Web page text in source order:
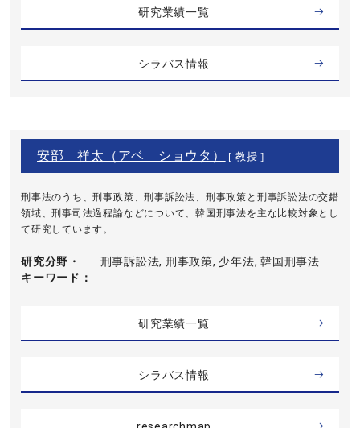
研究業績一覧
シラバス情報
安部 祥太（アベ ショウタ） [ 教授 ]
刑事法のうち、刑事政策、刑事訴訟法、刑事政策と刑事訴訟法の交錯
領域、刑事司法過程論などについて、韓国刑事法を主な比較対象とし
て研究しています。
研究分野・
キーワード
刑事訴訟法, 刑事政策, 少年法, 韓国刑事法
研究業績一覧
シラバス情報